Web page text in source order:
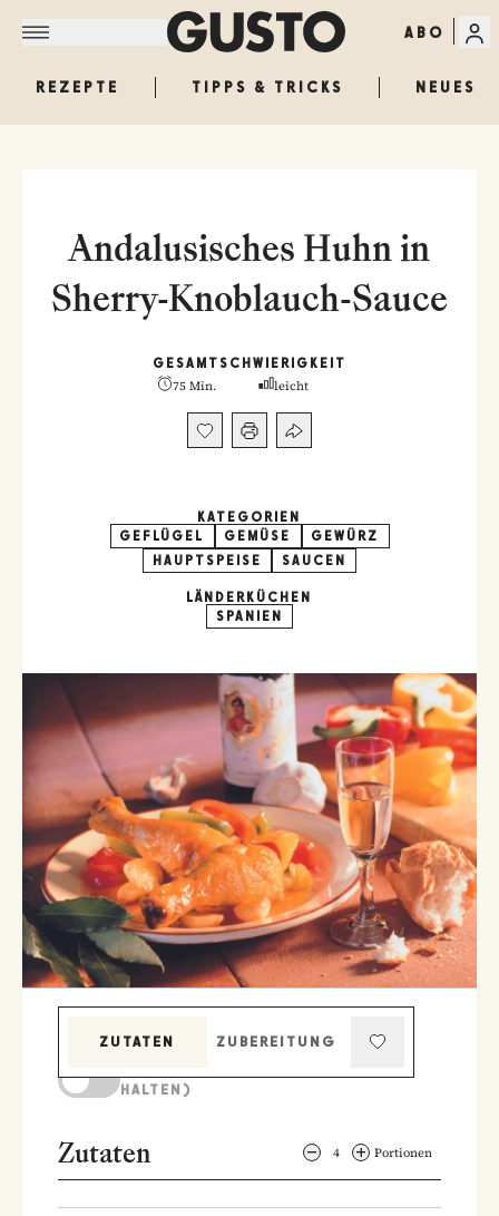
ABO
REZEPTE TIPPS & TRICKS NEUES
Andalusisches Huhn in
Sherry-Knoblauch-Sauce
GESAMT
75 Min.
SCHWIERIGKEIT
leicht
KATEGORIEN
GEFLÜGEL
GEMÜSE
GEWÜRZ
HAUPTSPEISE
SAUCEN
LÄNDERKÜCHEN
SPANIEN
ZUTATEN
ZUBEREITUNG
HALTEN)
Zutaten 4 Portionen